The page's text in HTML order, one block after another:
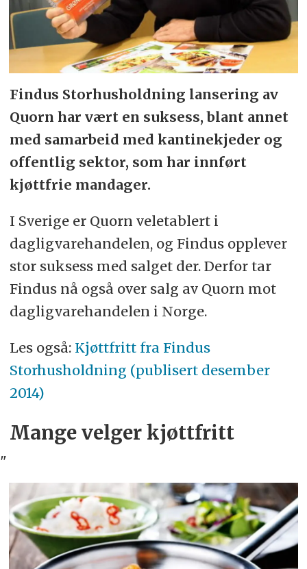
Findus Storhusholdning lansering av
Quorn har vært en suksess, blant annet
med samarbeid med kantinekjeder og
offentlig sektor, som har innført
kjøttfrie mandager.
I Sverige er Quorn veletablert i
dagligvarehandelen, og Findus opplever
stor suksess med salget der. Derfor tar
Findus nå også over salg av Quorn mot
dagligvarehandelen i Norge.
Les også: Kjøttfritt fra Findus
Storhusholdning (publisert desember
2014)
Mange velger kjøttfritt
"